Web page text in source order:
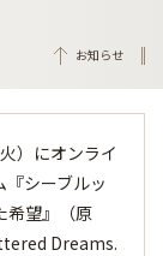
お知らせ
）にオンライ
シーブルッ
希望』（原
Dreams.